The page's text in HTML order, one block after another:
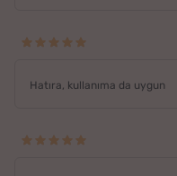
Hatıra, kullanıma da uygun